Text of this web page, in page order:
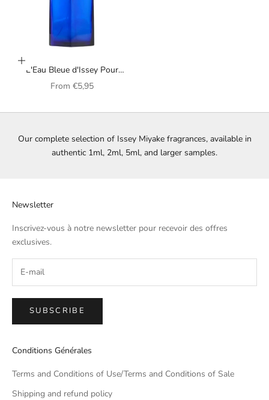
Choose options
L'Eau Bleue d'Issey Pour
Homme fragrance by Issey
Sale price
From €5,95
Our complete selection of Issey Miyake fragrances, available in
authentic 1ml, 2ml, 5ml, and larger samples.
Newsletter
Inscrivez-vous à notre newsletter pour recevoir des offres
exclusives.
SUBSCRIBE
Conditions Générales
Terms and Conditions of Use/Terms and Conditions of Sale
Shipping and refund policy